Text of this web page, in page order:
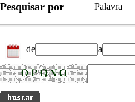
Pesquisar por Palavra
de a